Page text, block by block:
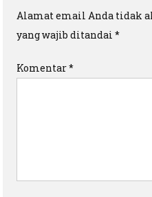
Alamat email Anda tidak
yang wajib ditandai*
Komentar*